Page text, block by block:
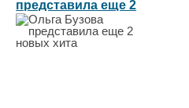
представила еще 2
новых хита...